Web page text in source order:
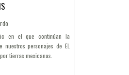
en el que continúan la
nuestros personajes de EL
tierras mexicanas.